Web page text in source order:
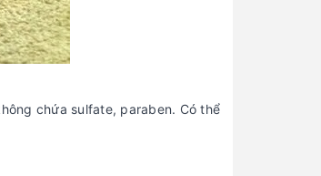
chứa sulfate, paraben. Có thể